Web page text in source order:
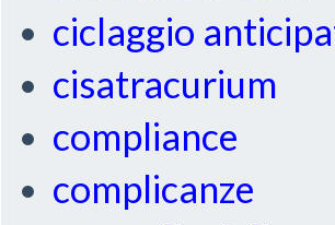
ciclaggio
cisatracurium
compliance
complicanze